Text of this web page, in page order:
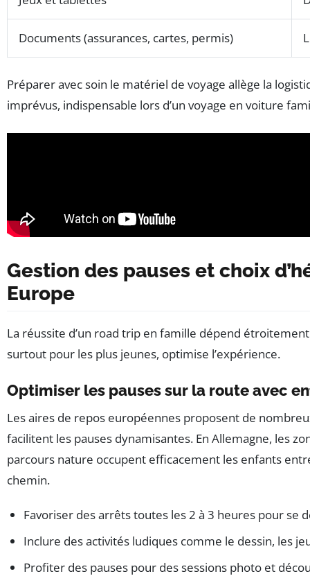
Documents (assurances, cartes, permis)
Préparer avec soin le matériel de voyage allège la
imprévus, indispensable lors d’un voyage en voiture
Gestion des pauses et choix
Europe
La réussite d’un road trip en famille dépend
surtout pour les plus jeunes, optimise l’expérience.
Optimiser les pauses sur la route avec
Les aires de repos européennes proposent de
facilitent les pauses dynamisantes. En Allemagne, les
parcours nature occupent efficacement les enfants
chemin.
Favoriser des arrêts toutes les 2 à 3 heures pour se
Inclure des activités ludiques comme le dessin, les
Profiter des pauses pour des sessions photo et